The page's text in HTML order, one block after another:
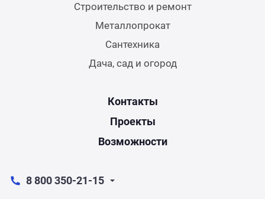
Строительство и ремонт
Металлопрокат
Сантехника
Дача, сад и огород
Контакты
Проекты
Возможности
8 800 350-21-15